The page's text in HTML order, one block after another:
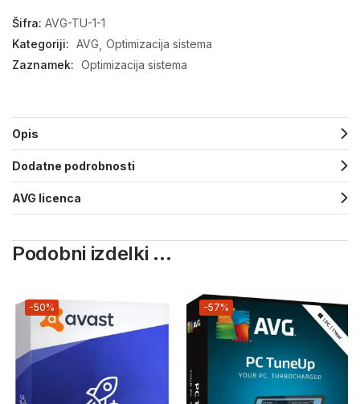
Šifra: AVG-TU-1-1
Kategoriji: AVG Optimizacija sistema
Zaznamek: Optimizacija sistema
Opis
Dodatne podrobnosti
AVG licenca
Podobni izdelki ...
-50% -57%